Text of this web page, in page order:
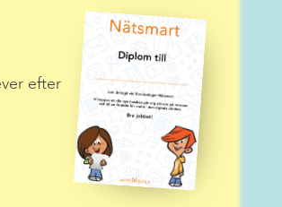
efter